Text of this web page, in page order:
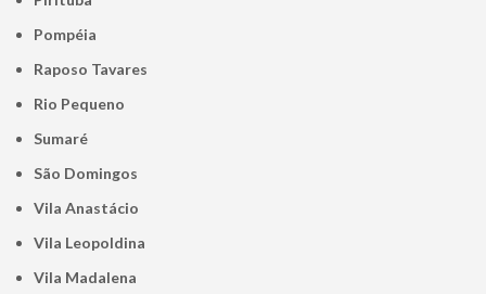
Pompéia
Raposo Tavares
Rio Pequeno
Sumaré
São Domingos
Vila Anastácio
Vila Leopoldina
Vila Madalena